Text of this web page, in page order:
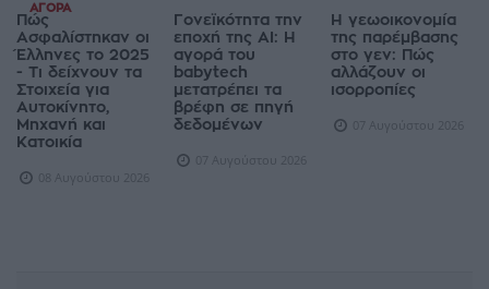
ΑΓΟΡΆ
Πώς
Ασφαλίστηκαν οι
Έλληνες το 2025
- Τι δείχνουν τα
Στοιχεία για
Αυτοκίνητο,
Μηχανή και
Κατοικία
08 Αυγούστου 2026
Γονεϊκότητα την
εποχή της AI: Η
αγορά του
babytech
μετατρέπει τα
βρέφη σε πηγή
δεδομένων
07 Αυγούστου 2026
Η γεωοικονομία
της παρέμβασης
στο γεν: Πώς
αλλάζουν οι
ισορροπίες
07 Αυγούστου 2026